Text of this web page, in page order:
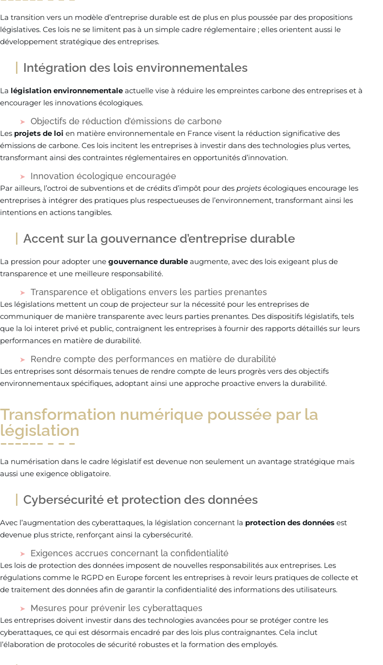
La transition vers un modèle d’entreprise durable est de plus en plus poussée par des propositions
législatives. Ces lois ne se limitent pas à un simple cadre réglementaire ; elles orientent aussi le
développement stratégique des entreprises.
Intégration des lois environnementales
La législation environnementale actuelle vise à réduire les empreintes carbone des entreprises et à
encourager les innovations écologiques.
Objectifs de réduction d’émissions de carbone
Les projets de loi en matière environnementale en France visent la réduction significative des
émissions de carbone. Ces lois incitent les entreprises à investir dans des technologies plus vertes,
transformant ainsi des contraintes réglementaires en opportunités d’innovation.
Innovation écologique encouragée
Par ailleurs, l’octroi de subventions et de crédits d’impôt pour des projets écologiques encourage les
entreprises à intégrer des pratiques plus respectueuses de l’environnement, transformant ainsi les
intentions en actions tangibles.
Accent sur la gouvernance d’entreprise durable
La pression pour adopter une gouvernance durable augmente, avec des lois exigeant plus de
transparence et une meilleure responsabilité.
Transparence et obligations envers les parties prenantes
Les législations mettent un coup de projecteur sur la nécessité pour les entreprises de
communiquer de manière transparente avec leurs parties prenantes. Des dispositifs législatifs, tels
que la loi interet privé et public, contraignent les entreprises à fournir des rapports détaillés sur leurs
performances en matière de durabilité.
Rendre compte des performances en matière de durabilité
Les entreprises sont désormais tenues de rendre compte de leurs progrès vers des objectifs
environnementaux spécifiques, adoptant ainsi une approche proactive envers la durabilité.
Transformation numérique poussée par la
législation
La numérisation dans le cadre législatif est devenue non seulement un avantage stratégique mais
aussi une exigence obligatoire.
Cybersécurité et protection des données
Avec l’augmentation des cyberattaques, la législation concernant la protection des données est
devenue plus stricte, renforçant ainsi la cybersécurité.
Exigences accrues concernant la confidentialité
Les lois de protection des données imposent de nouvelles responsabilités aux entreprises. Les
régulations comme le RGPD en Europe forcent les entreprises à revoir leurs pratiques de collecte et
de traitement des données afin de garantir la confidentialité des informations des utilisateurs.
Mesures pour prévenir les cyberattaques
Les entreprises doivent investir dans des technologies avancées pour se protéger contre les
cyberattaques, ce qui est désormais encadré par des lois plus contraignantes. Cela inclut
l’élaboration de protocoles de sécurité robustes et la formation des employés.